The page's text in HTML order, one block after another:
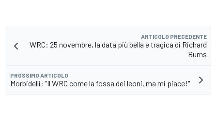
ARTICOLO PRECEDENTE
WRC: 25 novembre, la data più bella e tragica di Richard
Burns
PROSSIMO ARTICOLO
Morbidelli: "Il WRC come la fossa dei leoni, ma mi piace!"